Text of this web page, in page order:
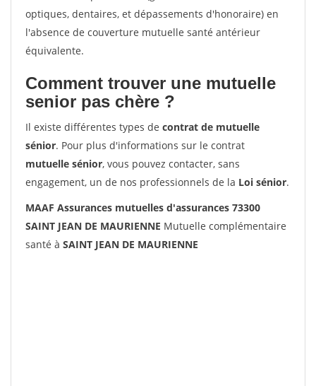
optiques, dentaires, et dépassements d'honoraire) en
l'absence de couverture mutuelle santé antérieur
équivalente.
Comment trouver une mutuelle
senior pas chère ?
Il existe différentes types de contrat de mutuelle
sénior. Pour plus d'informations sur le contrat
mutuelle sénior, vous pouvez contacter, sans
engagement, un de nos professionnels de la Loi sénior.
MAAF Assurances mutuelles d'assurances 73300
SAINT JEAN DE MAURIENNE Mutuelle complémentaire
santé à SAINT JEAN DE MAURIENNE